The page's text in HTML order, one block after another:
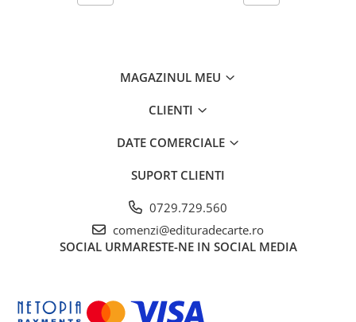
MAGAZINUL MEU
CLIENTI
DATE COMERCIALE
SUPORT CLIENTI
0729.729.560
comenzi@edituradecarte.ro
SOCIAL URMARESTE-NE IN SOCIAL MEDIA